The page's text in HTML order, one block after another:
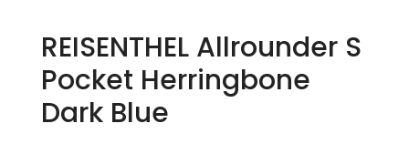
REISENTHEL Allrounder S
Pocket Herringbone
Dark Blue